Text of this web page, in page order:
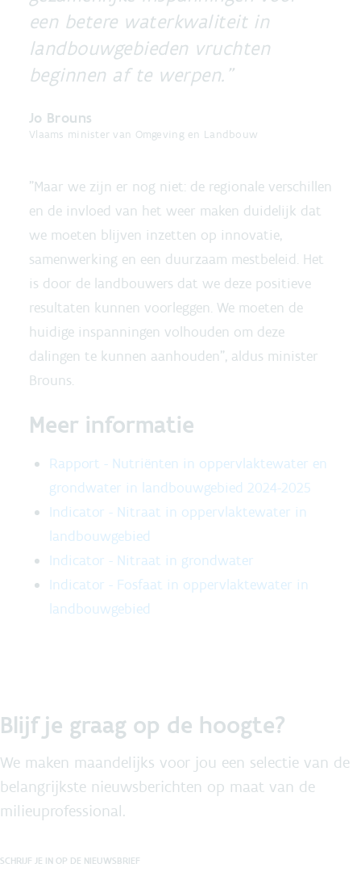
een betere waterkwaliteit in
landbouwgebieden vruchten
beginnen af te werpen.
Jo Brouns
Vlaams minister van Omgeving en Landbouw
"Maar we zijn er nog niet: de regionale verschillen
en de invloed van het weer maken duidelijk dat
we moeten blijven inzetten op innovatie,
samenwerking en een duurzaam mestbeleid. Het
is door de landbouwers dat we deze positieve
resultaten kunnen voorleggen. We moeten de
huidige inspanningen volhouden om deze
dalingen te kunnen aanhouden", aldus minister
Brouns.
Meer informatie
Rapport - Nutriënten in oppervlaktewater en
grondwater in landbouwgebied 2024-2025
Indicator - Nitraat in oppervlaktewater in
landbouwgebied
Indicator - Nitraat in grondwater
Indicator - Fosfaat in oppervlaktewater in
landbouwgebied
Blijf je graag op de hoogte?
We maken maandelijks voor jou een selectie van de
belangrijkste nieuwsberichten op maat van de
milieuprofessional.
SCHRIJF JE IN OP DE NIEUWSBRIEF